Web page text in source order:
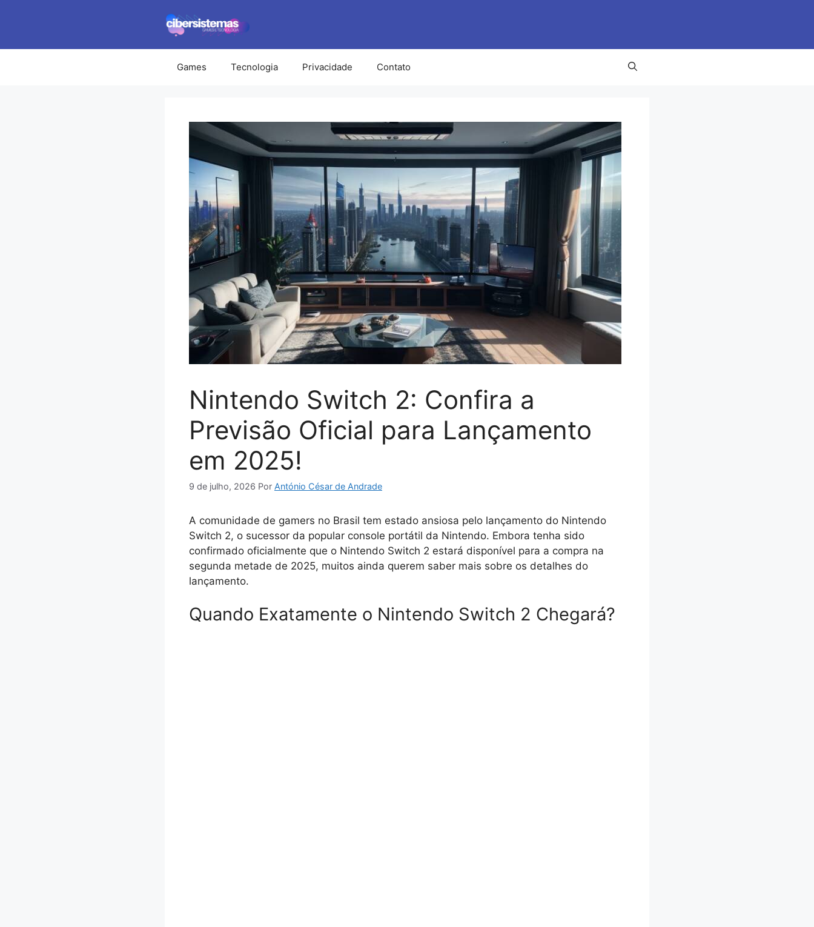
conteúdo
Games Tecnologia Privacidade Contato
Nintendo Switch 2: Confira a
Previsão Oficial para Lançamento
em 2025!
9 de julho, 2026 Por António César de Andrade
A comunidade de gamers no Brasil tem estado ansiosa pelo lançamento do Nintendo
Switch 2, o sucessor da popular console portátil da Nintendo. Embora tenha sido
confirmado oficialmente que o Nintendo Switch 2 estará disponível para a compra na
segunda metade de 2025, muitos ainda querem saber mais sobre os detalhes do
lançamento.
Quando Exatamente o Nintendo Switch 2 Chegará?